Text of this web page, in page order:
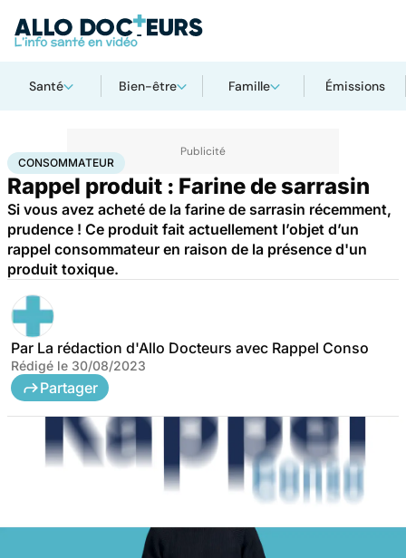
Santé Bien-être Famille Émissions
AccueilSantéConsommateur
CONSOMMATEUR
Rappel produit : Farine de sarrasin
Si vous avez acheté de la farine de sarrasin récemment,
prudence ! Ce produit fait actuellement l’objet d’un
rappel consommateur en raison de la présence d'un
produit toxique.
Par La rédaction d'Allo Docteurs avec Rappel Conso
Rédigé le 30/08/2023
Partager